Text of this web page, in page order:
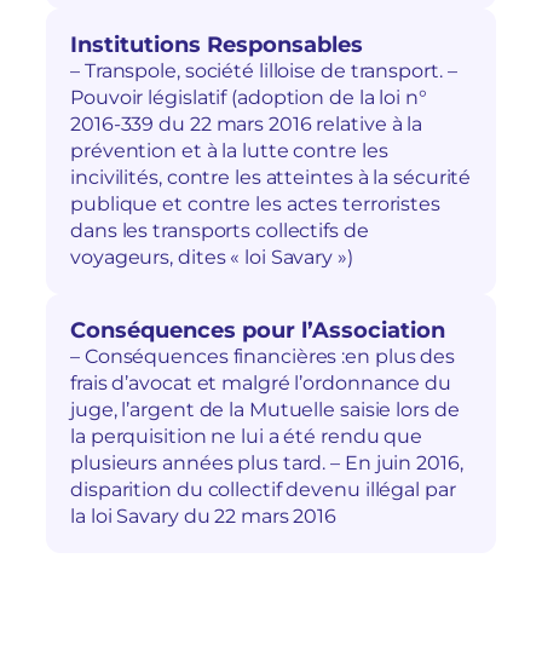
Institutions Responsables
– Transpole, société lilloise de transport. –
Pouvoir législatif (adoption de la loi n°
2016-339 du 22 mars 2016 relative à la
prévention et à la lutte contre les
incivilités, contre les atteintes à la sécurité
publique et contre les actes terroristes
dans les transports collectifs de
voyageurs, dites « loi Savary »)
Conséquences pour l’Association
– Conséquences financières :en plus des
frais d’avocat et malgré l’ordonnance du
juge, l’argent de la Mutuelle saisie lors de
la perquisition ne lui a été rendu que
plusieurs années plus tard. – En juin 2016,
disparition du collectif devenu illégal par
la loi Savary du 22 mars 2016